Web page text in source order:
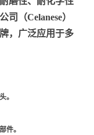
（Celanese）
，广泛应用于多
。
件。